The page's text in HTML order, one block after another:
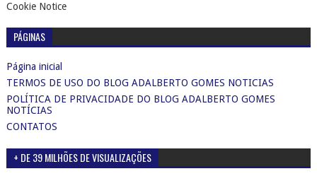
Cookie Notice
PÁGINAS
Página inicial
TERMOS DE USO DO BLOG ADALBERTO GOMES NOTICIAS
POLÍTICA DE PRIVACIDADE DO BLOG ADALBERTO GOMES
NOTÍCIAS
CONTATOS
+ DE 39 MILHÕES DE VISUALIZAÇÕES